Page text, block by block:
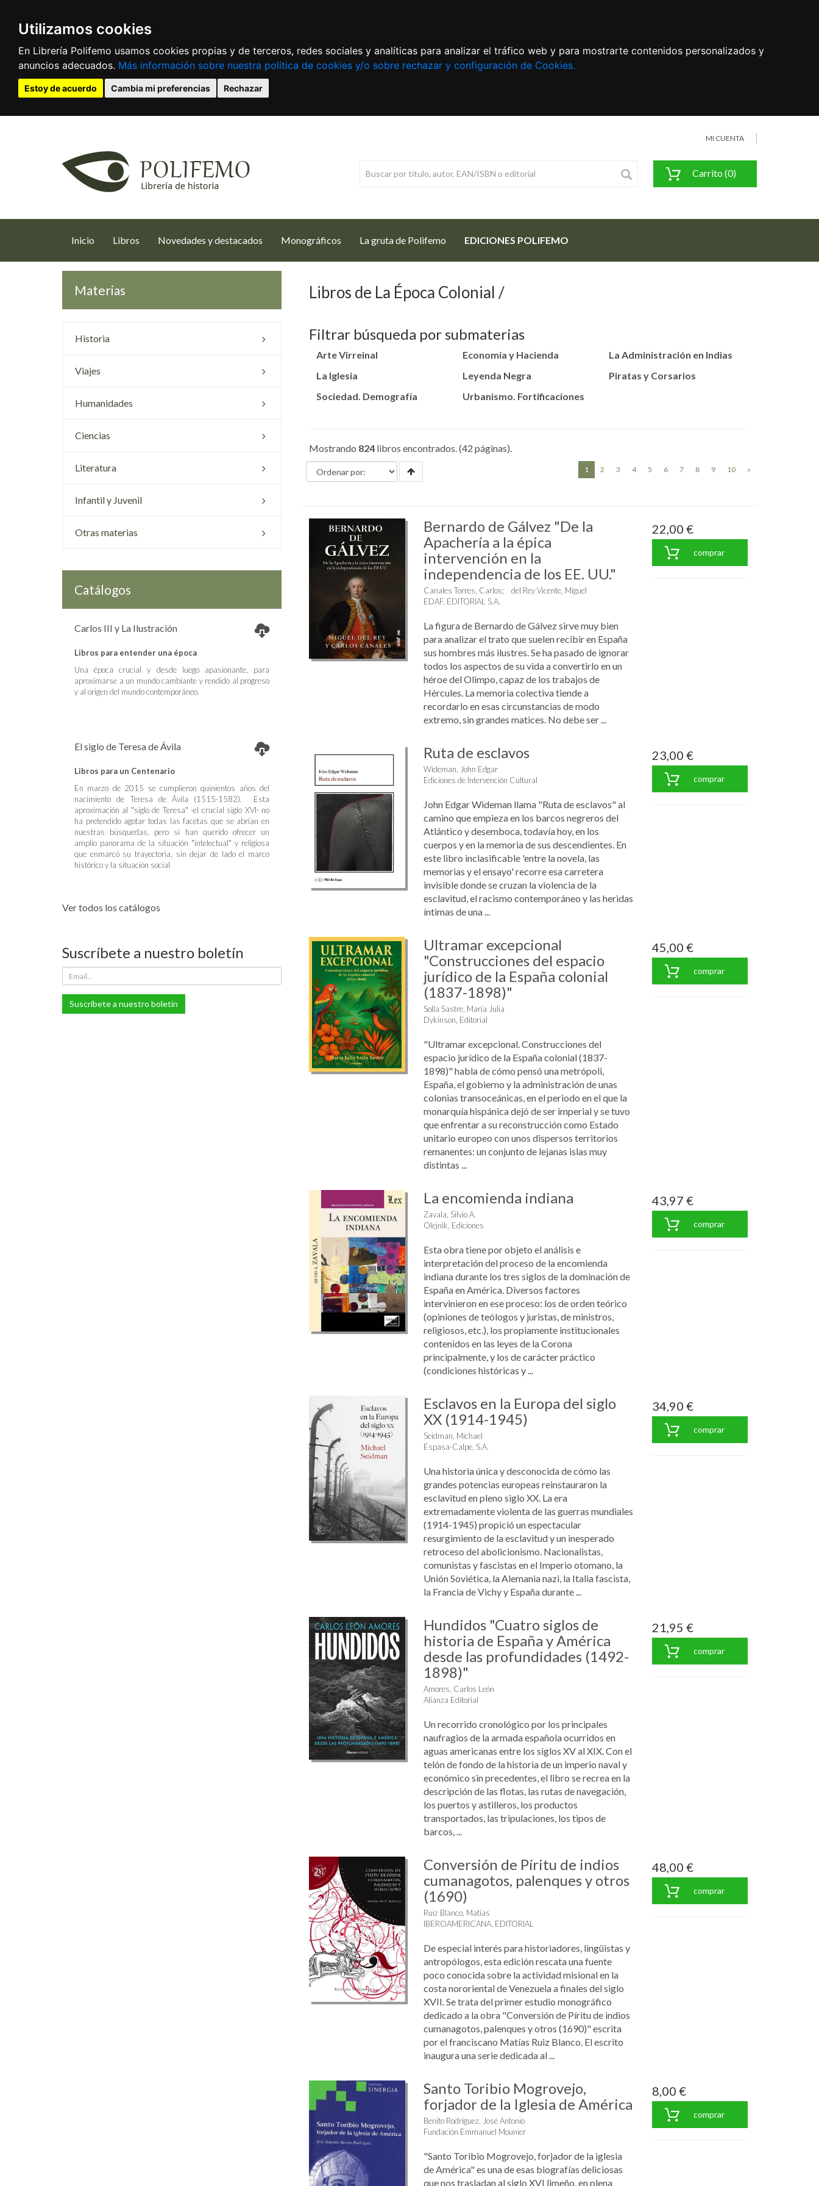
Utilizamos cookies
En Librería Polifemo usamos cookies propias y de terceros, redes sociales y analíticas para analizar el tráfico web y para mostrarte contenidos personalizados y
anuncios adecuados. Más información sobre nuestra política de cookies y/o sobre rechazar y configuración de Cookies.
Estoy de acuerdo Cambia mi preferencias Rechazar
MI CUENTA
Carrito (0)
Inicio (current)
Libros Novedades y destacados Monográficos La gruta de Polifemo EDICIONES POLIFEMO
Materias
Historia
Viajes
Humanidades
Ciencias
Literatura
Infantil y Juvenil
Otras materias
Catálogos
Carlos III y La Ilustración
Libros para entender una época
Una época crucial y desde luego apasionante, para
aproximarse a un mundo cambiante y rendido al progreso
y al origen del mundo contemporáneo.
El siglo de Teresa de Ávila
Libros para un Centenario
En marzo de 2015 se cumplieron quinientos años del
nacimiento de Teresa de Ávila (1515-1582). Esta
aproximación al "siglo de Teresa" -el crucial siglo XVI- no
ha pretendido agotar todas las facetas que se abrían en
nuestras búsquedas, pero sí han querido ofrecer un
amplio panorama de la situación "intelectual" y religiosa
que enmarcó su trayectoria, sin dejar de lado el marco
histórico y la situación social
Ver todos los catálogos
Suscríbete a nuestro boletín
Suscríbete a nuestro boletín
Libros de La Época Colonial
Filtrar búsqueda por submaterias
Arte Virreinal Economía y Hacienda
La Administración en Indias
La Iglesia
Leyenda Negra
Piratas y Corsarios
Sociedad. Demografía
Urbanismo. Fortificaciones
Mostrando 824 libros encontrados. (42 páginas).
1 (current)
2 3 4 5 6 7 8 9 10 »
Bernardo de Gálvez "De la
Apachería a la épica
intervención en la
independencia de los EE. UU."
Canales Torres, Carlos;
del Rey Vicente, Miguel
EDAF, EDITORIAL S.A.
La figura de Bernardo de Gálvez sirve muy bien
para analizar el trato que suelen recibir en España
sus hombres más ilustres. Se ha pasado de ignorar
todos los aspectos de su vida a convertirlo en un
héroe del Olimpo, capaz de los trabajos de
Hércules. La memoria colectiva tiende a
recordarlo en esas circunstancias de modo
extremo, sin grandes matices. No debe ser ...
22,00 €
comprar
Ruta de esclavos
Wideman, John Edgar
Ediciones de Intervención Cultural
John Edgar Wideman llama "Ruta de esclavos" al
camino que empieza en los barcos negreros del
Atlántico y desemboca, todavía hoy, en los
cuerpos y en la memoria de sus descendientes. En
este libro inclasificable 'entre la novela, las
memorias y el ensayo' recorre esa carretera
invisible donde se cruzan la violencia de la
esclavitud, el racismo contemporáneo y las heridas
íntimas de una ...
23,00 €
comprar
Ultramar excepcional
"Construcciones del espacio
jurídico de la España colonial
(1837-1898)"
Solla Sastre, María Julia
Dykinson, Editorial
"Ultramar excepcional. Construcciones del
espacio jurídico de la España colonial (1837-
1898)" habla de cómo pensó una metrópoli,
España, el gobierno y la administración de unas
colonias transoceánicas, en el periodo en el que la
monarquía hispánica dejó de ser imperial y se tuvo
que enfrentar a su reconstrucción como Estado
unitario europeo con unos dispersos territorios
remanentes: un conjunto de lejanas islas muy
distintas ...
45,00 €
comprar
La encomienda indiana
Zavala, Silvio A.
Olejnik, Ediciones
Esta obra tiene por objeto el análisis e
interpretación del proceso de la encomienda
indiana durante los tres siglos de la dominación de
España en América. Diversos factores
intervinieron en ese proceso: los de orden teórico
(opiniones de teólogos y juristas, de ministros,
religiosos, etc.), los propiamente institucionales
contenidos en las leyes de la Corona
principalmente, y los de carácter práctico
(condiciones históricas y ...
43,97 €
comprar
Esclavos en la Europa del siglo
XX (1914-1945)
Seidman, Michael
Espasa-Calpe, S.A.
Una historia única y desconocida de cómo las
grandes potencias europeas reinstauraron la
esclavitud en pleno siglo XX. La era
extremadamente violenta de las guerras mundiales
(1914-1945) propició un espectacular
resurgimiento de la esclavitud y un inesperado
retroceso del abolicionismo. Nacionalistas,
comunistas y fascistas en el Imperio otomano, la
Unión Soviética, la Alemania nazi, la Italia fascista,
la Francia de Vichy y España durante ...
34,90 €
comprar
Hundidos "Cuatro siglos de
historia de España y América
desde las profundidades (1492-
1898)"
Amores, Carlos León
Alianza Editorial
Un recorrido cronológico por los principales
naufragios de la armada española ocurridos en
aguas americanas entre los siglos XV al XIX. Con el
telón de fondo de la historia de un imperio naval y
económico sin precedentes, el libro se recrea en la
descripción de las flotas, las rutas de navegación,
los puertos y astilleros, los productos
transportados, las tripulaciones, los tipos de
barcos, ...
21,95 €
comprar
Conversión de Píritu de indios
cumanagotos, palenques y otros
(1690)
Ruiz Blanco, Matías
IBEROAMERICANA, EDITORIAL
De especial interés para historiadores, lingüistas y
antropólogos, esta edición rescata una fuente
poco conocida sobre la actividad misional en la
costa nororiental de Venezuela a finales del siglo
XVII. Se trata del primer estudio monográfico
dedicado a la obra "Conversión de Píritu de indios
cumanagotos, palenques y otros (1690)" escrita
por el franciscano Matías Ruiz Blanco. El escrito
inaugura una serie dedicada al ...
48,00 €
comprar
Santo Toribio Mogrovejo,
forjador de la Iglesia de América
Benito Rodríguez, José Antonio
Fundación Emmanuel Mounier
"Santo Toribio Mogrovejo, forjador de la iglesia
de América" es una de esas biografías deliciosas
que nos trasladan al siglo XVI limeño, en plena
8,00 €
comprar